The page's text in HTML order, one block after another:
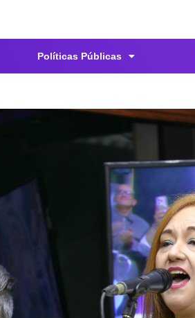
Políticas Públicas